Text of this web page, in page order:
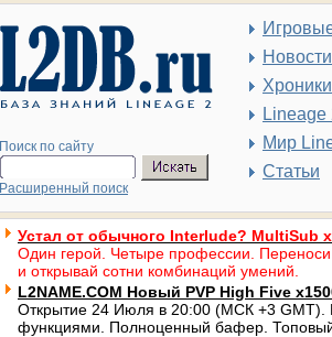
Поиск по сайту
Расширенный поиск
Новости
Хроники
Lineage
Мир
Статьи
Устал от обычного Interlude? MultiSub
Один герой. Четыре профессии. Переноси
и открывай сотни комбинаций умений.
L2NAME.COM Новый PVP High Five
Открытие 24 Июля в 20:00 (МСК +3 GMT).
функциями. Полноценный бафер. Топовый